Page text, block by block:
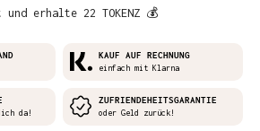
erhalte 22 TOKENZ 💰
KAUF AUF RECHNUNG
einfach mit Klarna
da!
ZUFRIENDEHEITSGARANTIE
oder Geld zurück!